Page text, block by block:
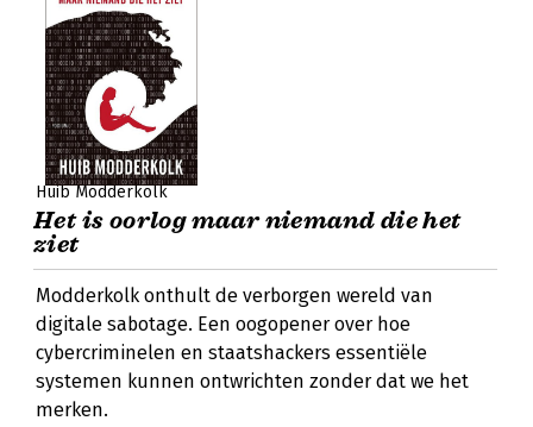
Huib Modderkolk
Het is oorlog maar niemand die het
ziet
Modderkolk onthult de verborgen wereld van
digitale sabotage. Een oogopener over hoe
cybercriminelen en staatshackers essentiële
systemen kunnen ontwrichten zonder dat we het
merken.